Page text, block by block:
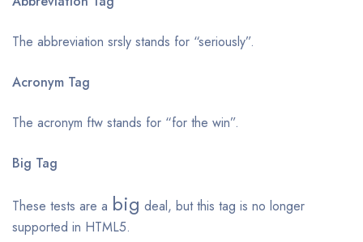
The abbreviation srsly stands for “seriously”.
Acronym Tag
The acronym ftw stands for “for the win”.
Big Tag
These tests are a big deal, but this tag is no longer
supported in HTML5.